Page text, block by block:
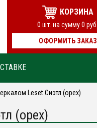
КОРЗИНА
0 шт. на сумму0 руб.
ОФОРМИТЬ ЗАКАЗ
Leset Сиэтл (орех)
(орех)